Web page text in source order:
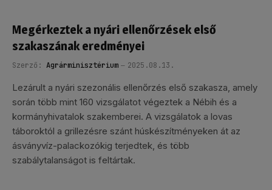
Megérkeztek a nyári ellenőrzések első
szakaszának eredményei
Szerző: Agrárminisztérium 2025.08.13.
Lezárult a nyári szezonális ellenőrzés első szakasza, amely
során több mint 160 vizsgálatot végeztek a Nébih és a
kormányhivatalok szakemberei. A vizsgálatok a lovas
táboroktól a grillezésre szánt húskészítményeken át az
ásványvíz-palackozókig terjedtek, és több
szabálytalanságot is feltártak.